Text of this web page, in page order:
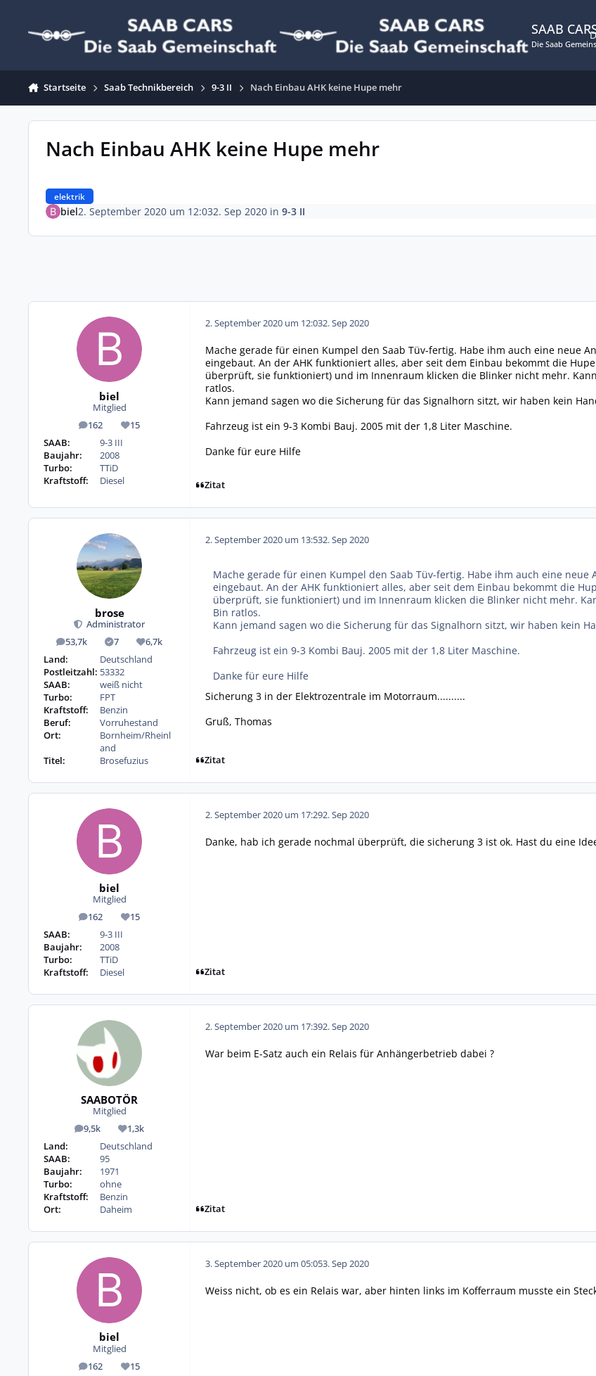
SAAB
Die Saab
Startseite Saab Technikbereich 9-3 II Nach Einbau AHK keine Hupe mehr
Nach Einbau AHK keine Hupe mehr
elektrik
biel2. September 2020 um 12:032. Sep 2020in 9-3 II
biel
Mitglied
162
Beiträge 15
Reputation
SAAB:
9-3 III
Baujahr:
2008
Turbo:
TTiD
Kraftstoff:
Diesel
2. September 2020 um 12:032. Sep 2020
Mache gerade für einen Kumpel den Saab Tüv-fertig. Habe ihm auch eine neue
eingebaut. An der AHK funktioniert alles, aber seit dem Einbau bekommt die
überprüft, sie funktioniert) und im Innenraum klicken die Blinker nicht mehr.
ratlos.
Kann jemand sagen wo die Sicherung für das Signalhorn sitzt, wir haben kein
Fahrzeug ist ein 9-3 Kombi Bauj. 2005 mit der 1,8 Liter Maschine.
Danke für eure Hilfe
Zitat
brose
Administrator
53,7k
Beiträge 7
Lösungen6,7k
Reputation
Land:
Deutschland
Postleitzahl: 53332
SAAB:
weiß nicht
Turbo:
FPT
Kraftstoff:
Benzin
Beruf:
Vorruhestand
Ort:
Bornheim/Rheinl
and
Titel:
Brosefuzius
2. September 2020 um 13:532. Sep 2020
Mache gerade für einen Kumpel den Saab Tüv-fertig. Habe ihm auch eine
eingebaut. An der AHK funktioniert alles, aber seit dem Einbau bekommt die
überprüft, sie funktioniert) und im Innenraum klicken die Blinker nicht mehr.
Bin ratlos.
Kann jemand sagen wo die Sicherung für das Signalhorn sitzt, wir haben kein
Fahrzeug ist ein 9-3 Kombi Bauj. 2005 mit der 1,8 Liter Maschine.
Danke für eure Hilfe
Sicherung 3 in der Elektrozentrale im Motorraum..........
Gruß, Thomas
Zitat
biel
Mitglied
162
Beiträge 15
Reputation
SAAB:
9-3 III
Baujahr:
2008
Turbo:
TTiD
Kraftstoff:
Diesel
2. September 2020 um 17:292. Sep 2020
Danke, hab ich gerade nochmal überprüft, die sicherung 3 ist ok. Hast du eine
Zitat
SAABOTÖR
Mitglied
9,5k
Beiträge 1,3k
Reputation
Land:
Deutschland
SAAB:
95
Baujahr:
1971
Turbo:
ohne
Kraftstoff:
Benzin
Ort:
Daheim
2. September 2020 um 17:392. Sep 2020
War beim E-Satz auch ein Relais für Anhängerbetrieb dabei ?
Zitat
biel
Mitglied
162
Beiträge 15
Reputation
3. September 2020 um 05:053. Sep 2020
Weiss nicht, ob es ein Relais war, aber hinten links im Kofferraum musste ein